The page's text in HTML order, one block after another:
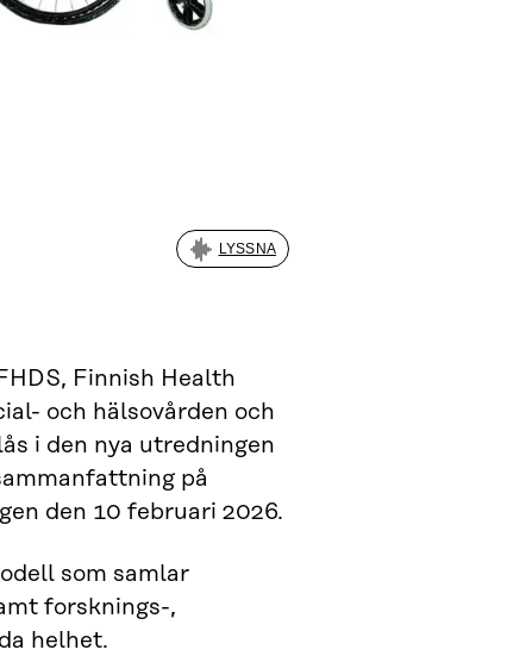
LYSSNA
Finnish Health
och hälsovården och
i den nya utredningen
på
den 10 februari 2026.
som samlar
forsknings-,
helhet.